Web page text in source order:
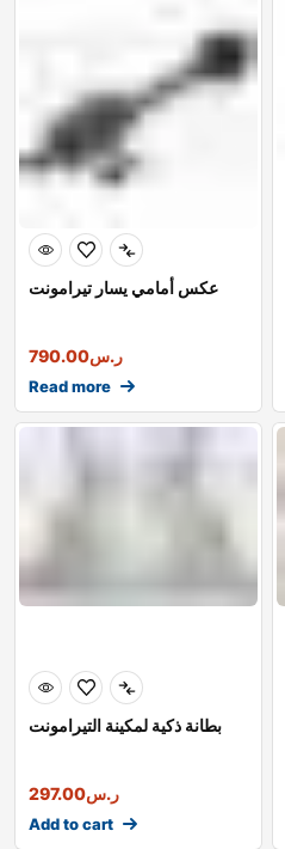
عكس أمامي يسار تيرامونت
ر.س790.00
Read more
بطانة ذكية لمكينة التيرامونت
ر.س297.00
Add to cart